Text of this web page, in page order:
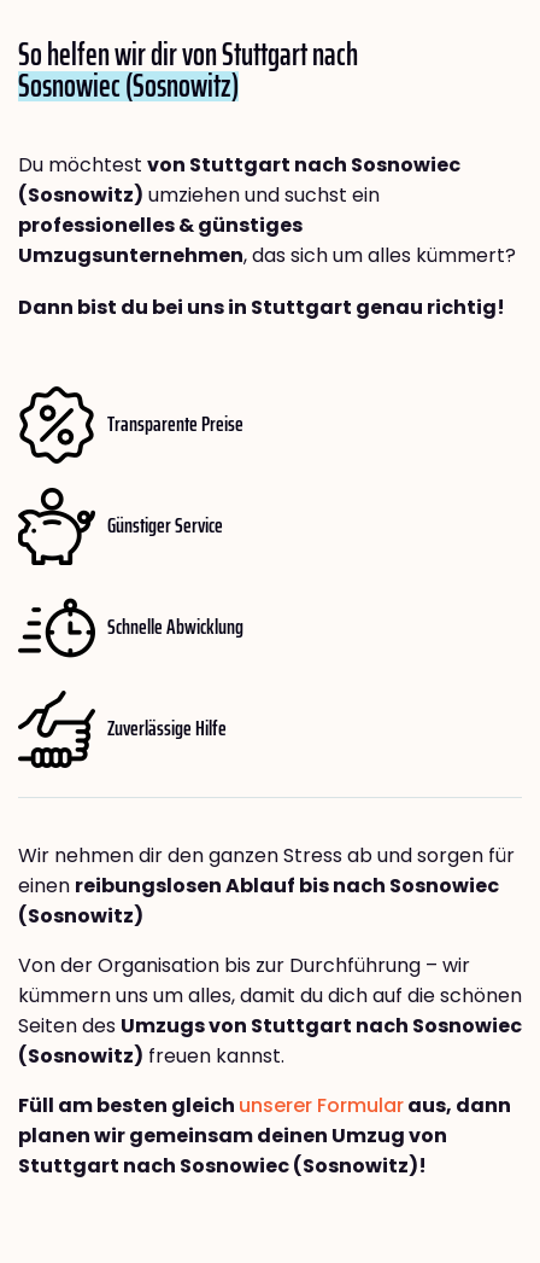
So helfen wir dir von Stuttgart nach
Sosnowiec (Sosnowitz)
Du möchtest von Stuttgart nach Sosnowiec
(Sosnowitz) umziehen und suchst ein
professionelles & günstiges
Umzugsunternehmen, das sich um alles kümmert?
Dann bist du bei uns in Stuttgart genau richtig!
Transparente Preise
Günstiger Service
Schnelle Abwicklung
Zuverlässige Hilfe
Wir nehmen dir den ganzen Stress ab und sorgen für
einen reibungslosen Ablauf bis nach Sosnowiec
(Sosnowitz)
Von der Organisation bis zur Durchführung – wir
kümmern uns um alles, damit du dich auf die schönen
Seiten des Umzugs von Stuttgart nach Sosnowiec
(Sosnowitz) freuen kannst.
Füll am besten gleich unserer Formularaus, dann
planen wir gemeinsam deinen Umzug von
Stuttgart nach Sosnowiec (Sosnowitz)!